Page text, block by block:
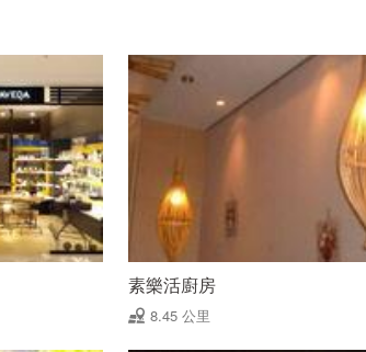
素樂活廚房
8.45 公里